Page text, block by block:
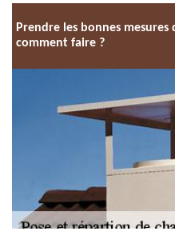
Prendre les bonnes
comment faire ?